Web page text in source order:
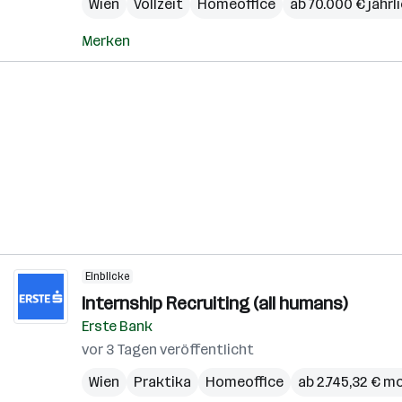
Wien
Vollzeit Homeoffice ab 70.000 €
Merken
Einblicke
Internship Recruiting (all humans)
Erste Bank
vor 3 Tagen veröffentlicht
Wien
Praktika Homeoffice ab 2.745,32 €